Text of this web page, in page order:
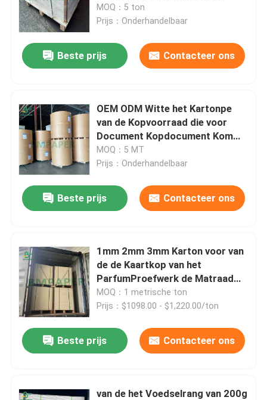
Papierbekers
MOQ：5 ton
Prijs：Onderhandelbaar
Beste prijs Contacteer ons
OEM ODM Witte het Kartonpe
van de Kopvoorraad die voor
Document Kopdocument Kom
met een laag wordt bedekt
MOQ：5 MT
Prijs：Onderhandelbaar
Beste prijs Contacteer ons
1mm 2mm 3mm Karton voor van
de de Kaartkop van het
ParfumProefwerk de Matraad
460*610mm
MOQ：1 metrische ton
Prijs：$1098.00 - $1,220.00/ton
Beste prijs Contacteer ons
van de het Voedselrang van 200g